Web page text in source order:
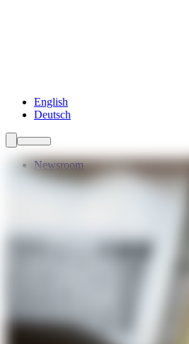
English
Deutsch
Newsroom